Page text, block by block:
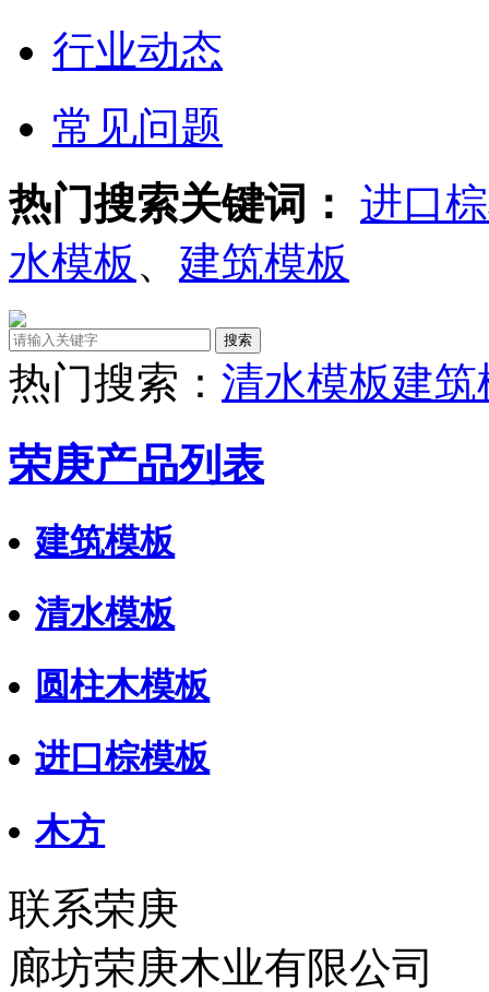
行业动态
常见问题
热门搜索关键词： 进口
水模板 、 建筑模板
热门搜索： 清水模板建筑
荣庚产品列表
建筑模板
清水模板
圆柱木模板
进口棕模板
木方
联系荣庚
廊坊荣庚木业有限公司